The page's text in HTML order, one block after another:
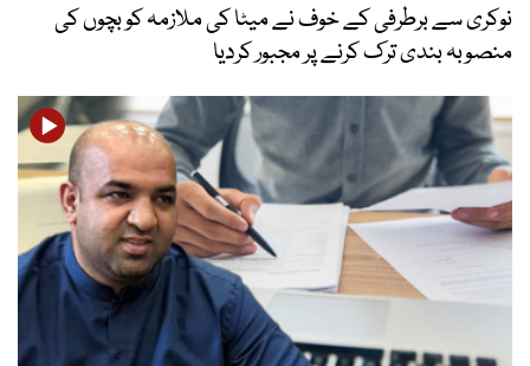
نوکری سے برطرفی کے خوف نے میٹا کی ملازمہ کو بچوں کی
منصوبہ بندی ترک کرنے پر مجبور کردیا